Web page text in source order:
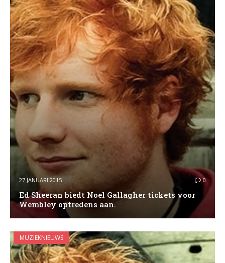
27 JANUARI 2015 0
Ed Sheeran biedt Noel Gallagher tickets voor
Wembley optredens aan.
MUZIEKNIEUWS